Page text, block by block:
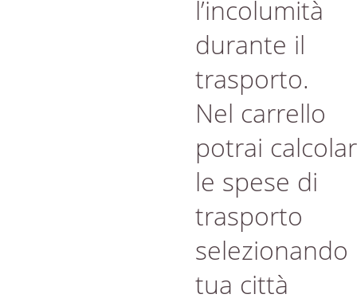
l’incolumità
durante il
trasporto.
Nel carrello
potrai
le spese di
trasporto
selezionando
tua città